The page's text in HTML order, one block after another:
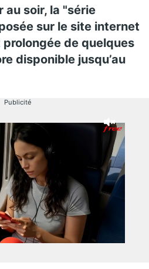
au soir, la "série
sur le site internet
de quelques
disponible jusqu’au
Publicité